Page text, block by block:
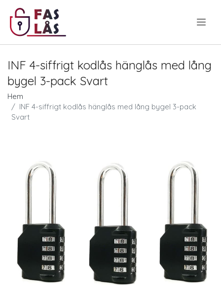
INF 4-siffrigt kodlås hänglås med lång
bygel 3-pack Svart
Hem
INF 4-siffrigt kodlås hänglås med lång bygel 3-pack
Svart